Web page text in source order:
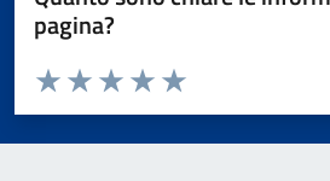
pagina?
Valuta da 1 a 5 stelle la pagina
Valuta 5 stelle su 5
Valuta 4 stelle su 5
Valuta 3 stelle su 5
Valuta 2 stelle su 5
Valuta 1 stelle su 5